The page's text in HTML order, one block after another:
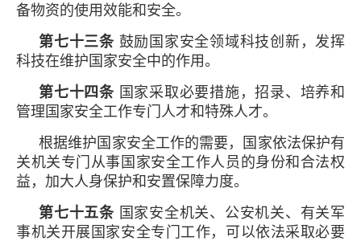
备物资的使用效能和安全。
第七十三条 鼓励国家安全领域科技创新，发挥
科技在维护国家安全中的作用。
第七十四条 国家采取必要措施，招录、培养和
管理国家安全工作专门人才和特殊人才。
根据维护国家安全工作的需要，国家依法保护有
关机关专门从事国家安全工作人员的身份和合法权
益，加大人身保护和安置保障力度。
第七十五条 国家安全机关、公安机关、有关军
事机关开展国家安全专门工作，可以依法采取必要